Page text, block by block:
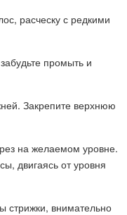
расческу с редкими
промыть и
Закрепите верхнюю
на желаемом уровне.
двигаясь от уровня
стрижки, внимательно